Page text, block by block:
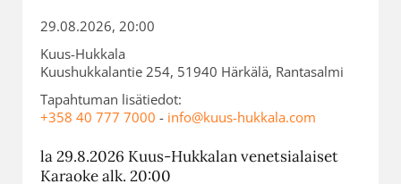
29.08.2026, 20:00
Kuus-Hukkala
Kuushukkalantie 254, 51940 Härkälä, Rantasalmi
Tapahtuman lisätiedot:
+358 40 777 7000 - info@kuus-hukkala.com
la 29.8.2026 Kuus-Hukkalan venetsialaiset
Karaoke alk. 20:00